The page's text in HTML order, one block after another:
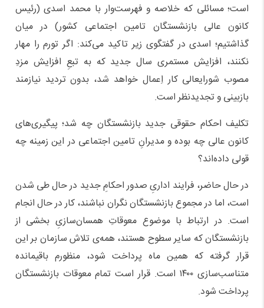
است؛ مسائلی که خلاصه و فهرست‌وار با محمد اسدی (رئیس
کانون عالی بازنشستگان تامین اجتماعی کشور) در میان
گذاشتیم؛ اسدی در گفتگوی زیر تاکید می‌کند: اگر تورم را مهار
نکنند، افزایش مستمری سال جدید که به تبعِ افزایش مزدِ
مصوب شورایعالی کار اِعمال خواهد شد، بدون تردید نیازمند
بازبینی و تجدیدنظر است.
تکلیف احکام حقوقی جدید بازنشستگان چه شد؛ پیگیری‌های
کانون عالی چه بوده و مدیرانِ تامین اجتماعی در این زمینه چه
قولی داده‌اند؟
در حال حاضر، فرایند اداریِ صدور احکامِ جدید در حال طی شدن
است، اما در مجموع بازنشستگان نگران نباشند، کار در حال انجام
است. در ارتباط با موضوع معوقاتِ همسان‌سازیِ بخشی از
بازنشستگان که سایر سطوح هستند، همه‌ی تلاش سازمان بر این
قرار گرفته که همین ماه پرداخت شود، منظورم باقیمانده
متناسب‌سازی ۱۴۰۰ است. قرار است تمام معوقات بازنشستگان
پرداخت شود.